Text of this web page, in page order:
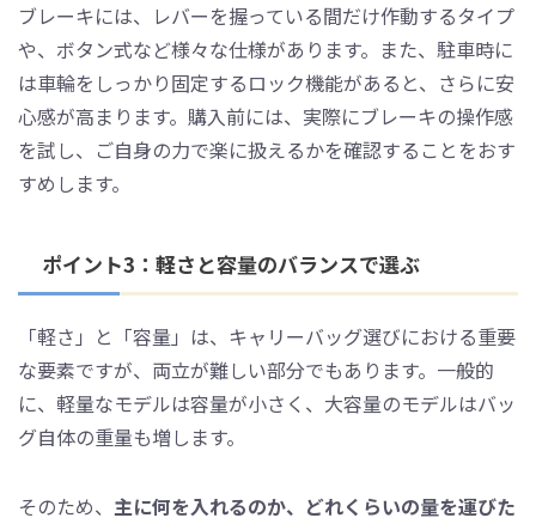
ブレーキには、レバーを握っている間だけ作動するタイプ
や、ボタン式など様々な仕様があります。また、駐車時に
は車輪をしっかり固定するロック機能があると、さらに安
心感が高まります。購入前には、実際にブレーキの操作感
を試し、ご自身の力で楽に扱えるかを確認することをおす
すめします。
ポイント3：軽さと容量のバランスで選ぶ
「軽さ」と「容量」は、キャリーバッグ選びにおける重要
な要素ですが、両立が難しい部分でもあります。一般的
に、軽量なモデルは容量が小さく、大容量のモデルはバッ
グ自体の重量も増します。
そのため、 主に何を入れるのか、どれくらいの量を運びた